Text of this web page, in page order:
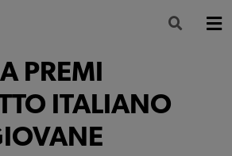
TRASPARENTE
PREMI
ITALIANO